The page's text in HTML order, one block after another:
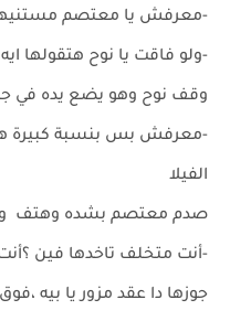
-معرفش يا معتصم
-ولو فاقت يا نوح هتقولها
وقف نوح وهو يضع يده في
-معرفش بس بنسبة كبيرة
الفيلا
صدم معتصم بشده وهتف
-أنت متخلف تاخدها فين
جوزها دا عقد مزور يا بيه